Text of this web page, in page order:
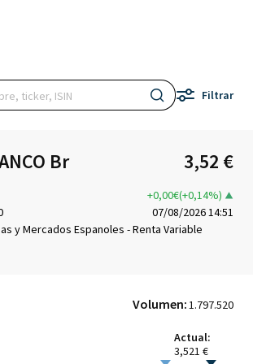
Filtrar
Br 3,52 €
+0,00€(+0,14%)
07/08/2026 14:51
y Mercados Espanoles - Renta Variable
Volumen:1.797.520
Actual:
3,521 €